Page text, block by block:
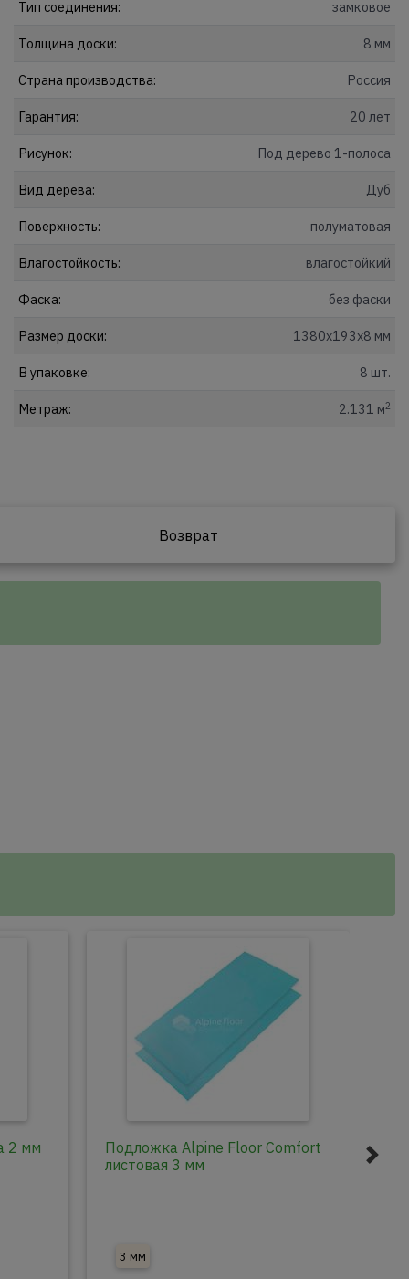
Тип соединения: замковое
Толщина доски: 8 мм
Страна производства: Россия
Гарантия: 20 лет
Рисунок: Под дерево 1-полоса
Вид дерева: Дуб
Поверхность: полуматовая
Влагостойкость: влагостойкий
Фаска: без фаски
Размер доски: 1380x193x8 мм
В упаковке: 8 шт.
Метраж: 2.131 м2
Возврат
2 мм
Подложка Alpine Floor Comfort
листовая 3 мм
3 мм